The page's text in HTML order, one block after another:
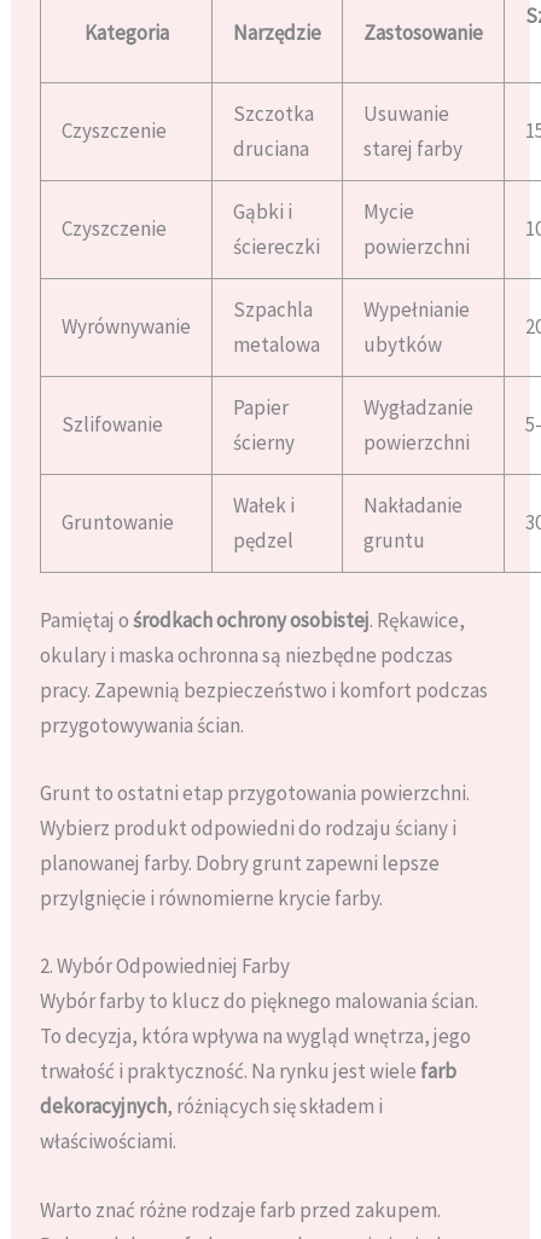
Kategoria Narzędzie Zastosowanie
Czyszczenie
Szczotka
druciana
Usuwanie
starej farby
Czyszczenie
Gąbki i
ściereczki
Mycie
powierzchni
Wyrównywanie
Szpachla
metalowa
Wypełnianie
ubytków
Szlifowanie
Papier
ścierny
Wygładzanie
powierzchni
Gruntowanie
Wałek i
pędzel
Nakładanie
gruntu
Pamiętaj ośrodkach ochrony osobistej. Rękawice,
okulary i maska ochronna są niezbędne podczas
pracy. Zapewnią bezpieczeństwo i komfort podczas
przygotowywania ścian.
Grunt to ostatni etap przygotowania powierzchni.
Wybierz produkt odpowiedni do rodzaju ściany i
planowanej farby. Dobry grunt zapewni lepsze
przylgnięcie i równomierne krycie farby.
2. Wybór Odpowiedniej Farby
Wybór farby to klucz do pięknego malowania ścian.
To decyzja, która wpływa na wygląd wnętrza, jego
trwałość i praktyczność. Na rynku jest wiele farb
dekoracyjnych, różniących się składem i
właściwościami.
Warto znać różne rodzaje farb przed zakupem.